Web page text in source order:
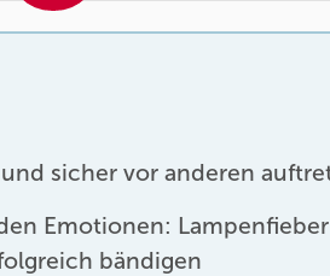
sicher vor anderen
Emotionen:
bändigen